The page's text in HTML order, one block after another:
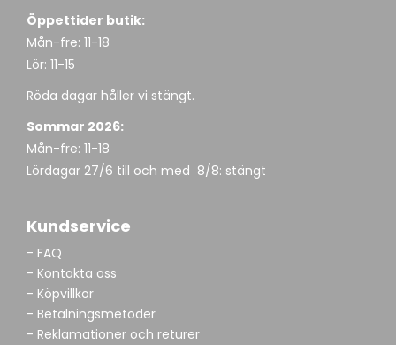
Öppettider butik:
Mån-fre: 11-18
Lör: 11-15
Röda dagar håller vi stängt.
Sommar 2026:
Mån-fre: 11-18
Lördagar 27/6 till och med 8/8: stängt
Kundservice
- FAQ
- Kontakta oss
- Köpvillkor
- Betalningsmetoder
- Reklamationer och returer